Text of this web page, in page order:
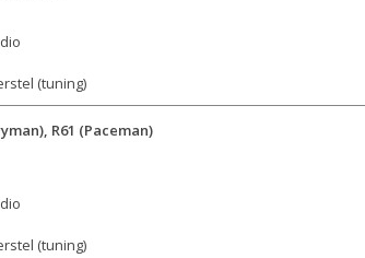
(tuning)
R61 (Paceman)
(tuning)